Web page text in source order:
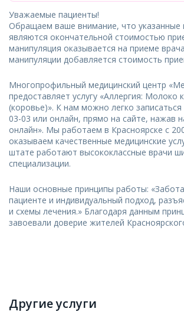
Уважаемые пациенты!
Обращаем ваше внимание, что указанные
являются окончательной стоимостью
манипуляция оказывается на приеме
манипуляции добавляется стоимость
Многопрофильный медицинский центр
предоставляет услугу «Аллергия: Молоко
(коровье)». К нам можно легко
03-03 или онлайн, прямо на сайте, нажав
онлайн». Мы работаем в Красноярске с
оказываем качественные медицинские
штате работают высококлассные врачи
специализации.
Наши основные принципы работы:
пациенте и индивидуальный подход,
и схемы лечения.» Благодаря данным
завоевали доверие жителей
Другие услуги